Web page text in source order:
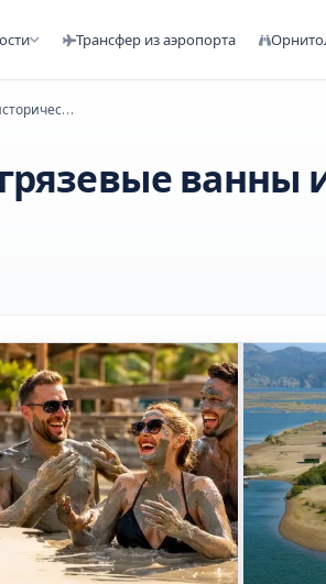
Трансфер из аэропорта
Дальян из Фетхие: пляж, грязевые ванны и исторические места
ванны